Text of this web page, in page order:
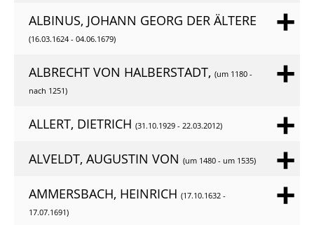
ALBINUS, JOHANN GEORG DER ÄLTERE
(16.03.1624 - 04.06.1679)
ALBRECHT VON HALBERSTADT, (um 1180 -
nach 1251)
ALLERT, DIETRICH (31.10.1929 - 22.03.2012)
ALVELDT, AUGUSTIN VON (um 1480 - um 1535)
AMMERSBACH, HEINRICH (17.10.1632 -
17.07.1691)